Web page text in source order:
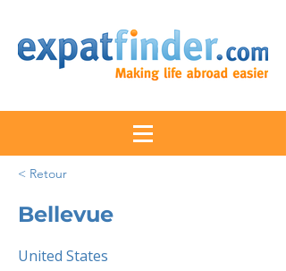
< Retour
Bellevue
United States